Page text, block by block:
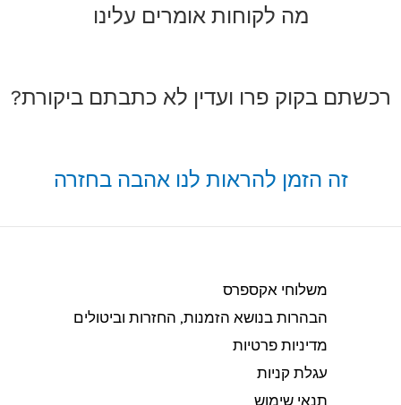
מה לקוחות אומרים עלינו
רכשתם בקוק פרו ועדין לא כתבתם ביקורת?
זה הזמן להראות לנו אהבה בחזרה
משלוחי אקספרס
הבהרות בנושא הזמנות, החזרות וביטולים​
מדיניות פרטיות
עגלת קניות
תנאי שימוש